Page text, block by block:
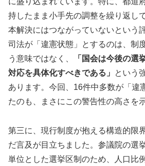
持したまま小手先の調整を繰り返し
本解決にはつながっていないという
司法が「違憲状態」とするのは、制
う意味ではなく、
「国会は今後の選
対応を具体化すべきである」
という
あります。今回、16件中多数が「違
たのも、まさにこの警告性の高さを
第三に、現行制度が抱える構造的限
だ言及が目立ちました。参議院の選
単位とした選挙区制のため、人口比